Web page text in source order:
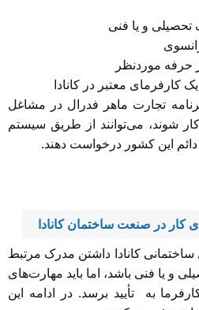
تحصیلی و یا فنی
حرفه موردنظر
کارفرمای معتبر در کانادا
تجارت ماهر فدرال در مشاغل
شوند، می‌توانند از طریق سیستم
این کشور درخواست دهند.
کار در صنعت ساختمان کانادا
کانادا داشتن مدرک مرتبط
و یا فنی باشد، اما باید مهارت‌های
به تأیید برسد. در ادامه این